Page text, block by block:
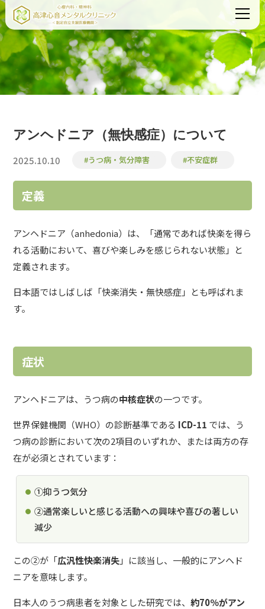
アンヘドニア（無快感症）について
2025.10.10 #うつ病・気分障害 #不安症群
定義
アンヘドニア（anhedonia）は、「通常であれば快楽を得ら
れる活動において、喜びや楽しみを感じられない状態」と
定義されます。
日本語ではしばしば「快楽消失・無快感症」とも呼ばれま
す。
症状
アンヘドニアは、うつ病の中核症状の一つです。
世界保健機関（WHO）の診断基準である ICD-11 では、う
つ病の診断において次の2項目のいずれか、または両方の存
在が必須とされています：
①抑うつ気分
➁通常楽しいと感じる活動への興味や喜びの著しい
減少
この②が「広汎性快楽消失」に該当し、一般的にアンヘド
ニアを意味します。
日本人のうつ病患者を対象とした研究では、約70％がアン